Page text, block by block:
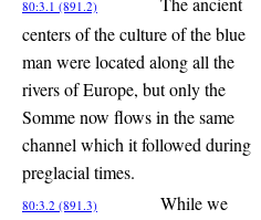
80:3.1 (891.2)
centers of the culture of the blue
man were located along all the
rivers of Europe, but only the
Somme now flows in the same
channel which it followed during
preglacial times.
80:3.2 (891.3)
While we